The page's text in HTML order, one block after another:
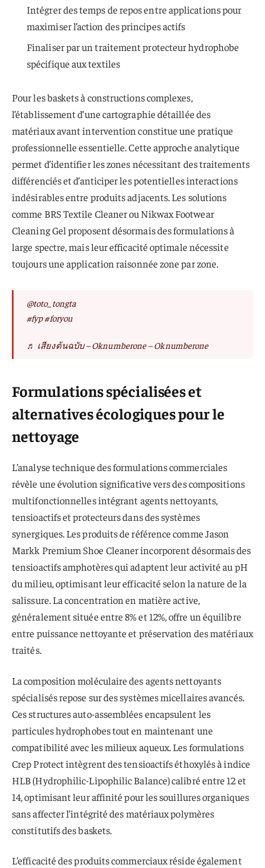
Intégrer des temps de repos entre applications pour
maximiser l’action des principes actifs
Finaliser par un traitement protecteur hydrophobe
spécifique aux textiles
Pour les baskets à constructions complexes,
l’établissement d’une cartographie détaillée des
matériaux avant intervention constitue une pratique
professionnelle essentielle. Cette approche analytique
permet d’identifier les zones nécessitant des traitements
différenciés et d’anticiper les potentielles interactions
indésirables entre produits adjacents. Les solutions
comme BRS Textile Cleaner ou Nikwax Footwear
Cleaning Gel proposent désormais des formulations à
large spectre, mais leur efficacité optimale nécessite
toujours une application raisonnée zone par zone.
@toto_tongta
#fyp#foryou
♬ เสียงต้นฉบับ – Oknumberone – Oknumberone
Formulations spécialisées et
alternatives écologiques pour le
nettoyage
L’analyse technique des formulations commerciales
révèle une évolution significative vers des compositions
multifonctionnelles intégrant agents nettoyants,
tensioactifs et protecteurs dans des systèmes
synergiques. Les produits de référence comme Jason
Markk Premium Shoe Cleaner incorporent désormais des
tensioactifs amphotères qui adaptent leur activité au pH
du milieu, optimisant leur efficacité selon la nature de la
salissure. La concentration en matière active,
généralement située entre 8% et 12%, offre un équilibre
entre puissance nettoyante et préservation des matériaux
traités.
La composition moléculaire des agents nettoyants
spécialisés repose sur des systèmes micellaires avancés.
Ces structures auto-assemblées encapsulent les
particules hydrophobes tout en maintenant une
compatibilité avec les milieux aqueux. Les formulations
Crep Protect intègrent des tensioactifs éthoxylés à indice
HLB (Hydrophilic-Lipophilic Balance) calibré entre 12 et
14, optimisant leur affinité pour les souillures organiques
sans affecter l’intégrité des matériaux polymères
constitutifs des baskets.
L’efficacité des produits commerciaux réside également